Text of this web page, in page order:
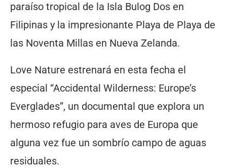
paraíso tropical de la Isla Bulog Dos en
Filipinas y la impresionante Playa de Playa de
las Noventa Millas en Nueva Zelanda.
Love Nature estrenará en esta fecha el
especial “Accidental Wilderness: Europe’s
Everglades”, un documental que explora un
hermoso refugio para aves de Europa que
alguna vez fue un sombrío campo de aguas
residuales.